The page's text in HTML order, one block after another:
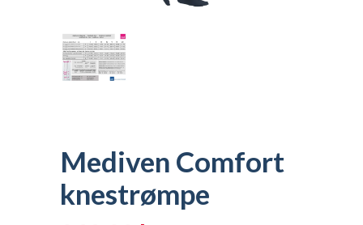
Mediven Comfort
knestrømpe